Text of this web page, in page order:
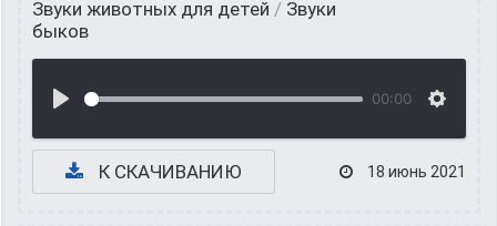
Звуки животных для детей / Звуки
быков
00:00
К СКАЧИВАНИЮ 18 июнь 2021